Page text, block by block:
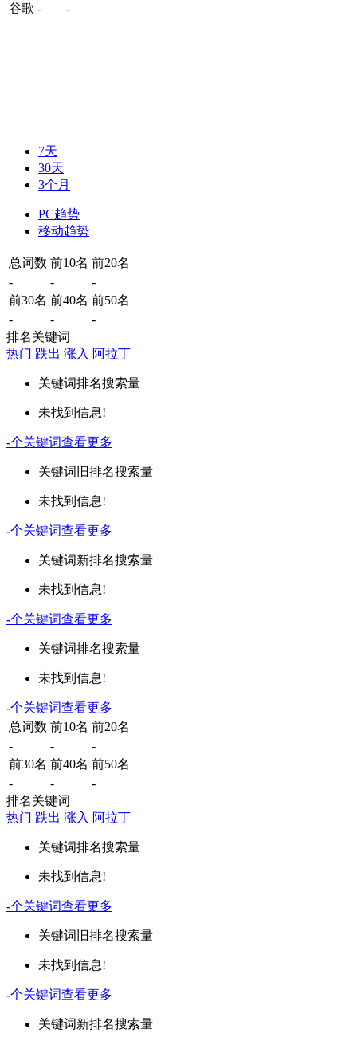
谷歌 - -
7天
30天
3个月
PC趋势
移动趋势
总词数 前10名 前20名
-
-
-
前30名 前40名 前50名
-
-
-
排名关键词
热门 跌出 涨入 阿拉丁
关键词排名搜索量
未找到信息!
-个关键词查看更多
关键词 旧排名搜索量
未找到信息!
-个关键词查看更多
关键词新排名搜索量
未找到信息!
-个关键词查看更多
关键词排名搜索量
未找到信息!
-个关键词查看更多
总词数 前10名 前20名
-
-
-
前30名 前40名 前50名
-
-
-
排名关键词
热门 跌出 涨入 阿拉丁
关键词排名搜索量
未找到信息!
-个关键词查看更多
关键词 旧排名搜索量
未找到信息!
-个关键词查看更多
关键词新排名搜索量